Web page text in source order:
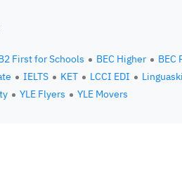
First for Schools BEC Higher BEC
IELTS KET LCCI EDI
YLE Flyers YLE Movers